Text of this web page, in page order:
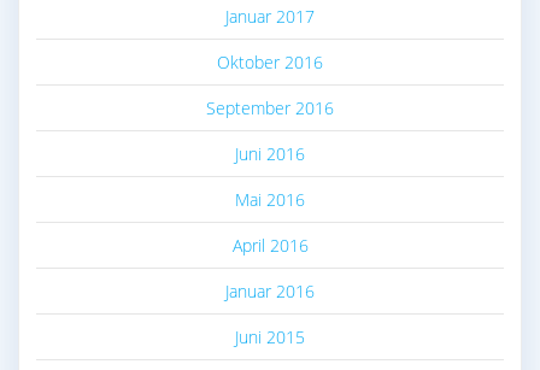
Januar 2017
Oktober 2016
September 2016
Juni 2016
Mai 2016
April 2016
Januar 2016
Juni 2015